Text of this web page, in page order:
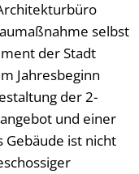
selbst
der Stadt
Jahresbeginn
der 2-
und einer
Gebäude ist nicht